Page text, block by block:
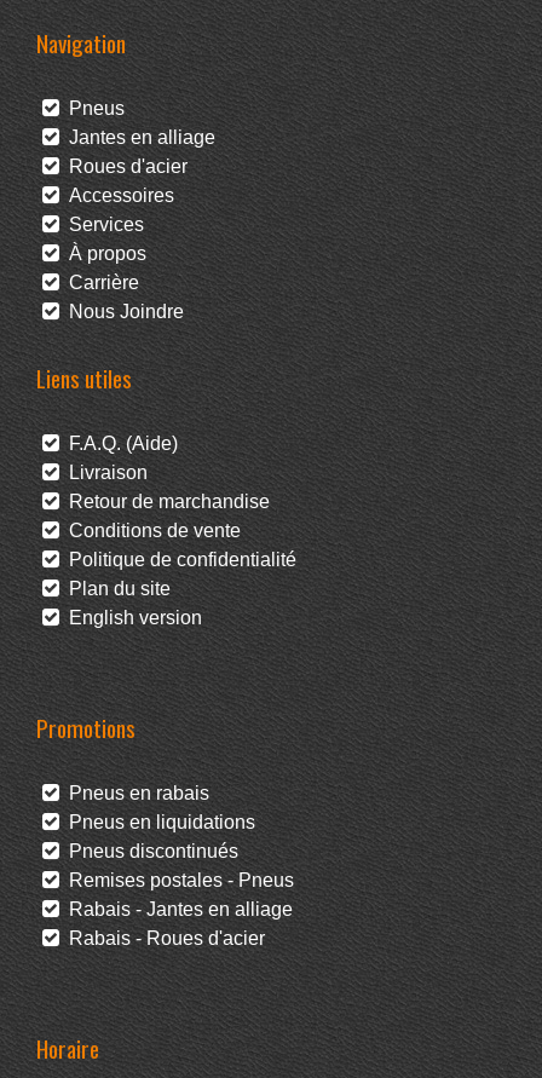
Navigation
Pneus
Jantes en alliage
Roues d'acier
Accessoires
Services
À propos
Carrière
Nous Joindre
Liens utiles
F.A.Q. (Aide)
Livraison
Retour de marchandise
Conditions de vente
Politique de confidentialité
Plan du site
English version
Promotions
Pneus en rabais
Pneus en liquidations
Pneus discontinués
Remises postales - Pneus
Rabais - Jantes en alliage
Rabais - Roues d'acier
Horaire